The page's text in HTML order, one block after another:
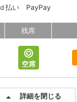
ｄ払い PayPay
残席
空席
詳細を閉じる